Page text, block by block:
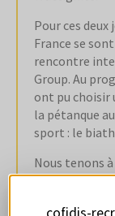
Pour ces
France se
rencontre
Group. Au
ont pu choisir
la pétanque
sport : le
Nous tenons
énergie, et